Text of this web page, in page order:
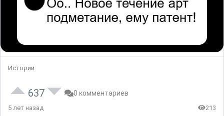
Истории
637 0 комментариев
5 лет назад 213